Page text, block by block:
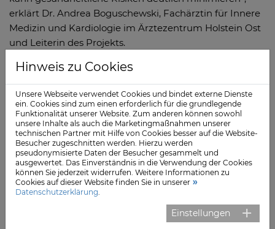
erklärt Dr. Andrea Boguschewski, Fachärztin für Innere
Medizin und Kardiologie im Ärztezentrum Holstein Ost
und Leiterin des Projekts.
Teilnahmevoraussetzungen
Herzschwache Patientinnen und Patienten, die an dem
Projekt teilnehmen, erhalten zu Beginn
telemedizinische Geräte für zu Hause und eine
ausführliche Einweisung. Mit einem
Blutdruckmessgerät, einer digitalen Körperwaage,
einem 1-Kanal-EKG und einem Messgerät zur Erfassung
der Sauerstoffsättigung können sie mehrmals
wöchentlich die relevanten Werte erfassen, die bei
Herzinsuffizienz frühzeitig auf eine Verschlechterung
des Gesundheitszustandes hinweisen.
Hinweis zu Cookies
Unsere Webseite verwendet Cookies und bindet externe Dienste
ein. Cookies sind zum einen erforderlich für die grundlegende
Funktionalität unserer Website. Zum anderen können sowohl
unsere Inhalte als auch die Marketingmaßnahmen unserer
technischen Partner mit Hilfe von Cookies besser auf die Website-
Besucher zugeschnitten werden. Hierzu werden
pseudonymisierte Daten der Besucher gesammelt und
ausgewertet. Das Einverständnis in die Verwendung der Cookies
können Sie jederzeit widerrufen. Weitere Informationen zu
Cookies auf dieser Website finden Sie in unserer
Datenschutzerklärung
Einstellungen